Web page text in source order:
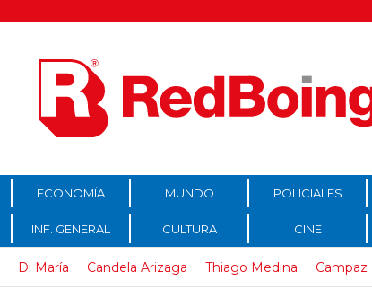
ECONOMÍA MUNDO POLICIALES
INF. GENERAL CULTURA CINE
Di María Candela Arizaga Thiago Medina Campaz